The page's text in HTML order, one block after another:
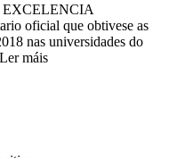
EXCELENCIA
oficial que obtivese as
nas universidades do
máis